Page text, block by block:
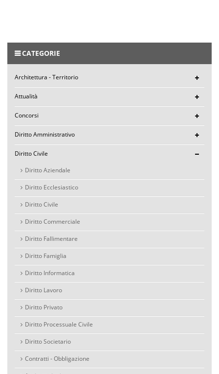
CATEGORIE
Architettura - Territorio
Attualità
Concorsi
Diritto Amministrativo
Diritto Civile
Diritto Aziendale
Diritto Ecclesiastico
Diritto Civile
Diritto Commerciale
Diritto Fallimentare
Diritto Famiglia
Diritto Informatica
Diritto Lavoro
Diritto Privato
Diritto Processuale Civile
Diritto Societario
Contratti - Obbligazione